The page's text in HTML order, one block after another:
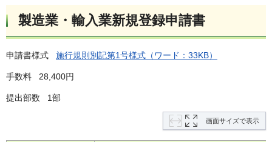
製造業・輸入業新規登録申請書
申請書様式 施行規則別記第1号様式（ワード：33KB）
手数料 28,400円
提出部数 1部
画面サイズで表示